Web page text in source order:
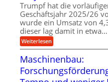
r
u
n
g
e
n
B
S
C
L
g
s
f
r
e
i
e
H
b
r
Trumpf hat die
Geschäftsjahr 2025/26
wurde ein Umsatz von
dieser lag damit in etwa…
Weiterlesen:
T
u
m
p
Maschinenbau: